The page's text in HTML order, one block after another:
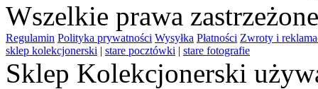
Wszelkie prawa
Regulamin Polityka prywatności Wysyłka Płatności Zwroty i
sklep kolekcjonerski | stare pocztówki | stare fotografie
Sklep Kolekcjonerski